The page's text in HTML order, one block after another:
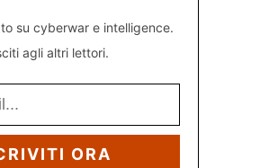
su cyberwar e intelligence.
agli altri lettori.
ORA